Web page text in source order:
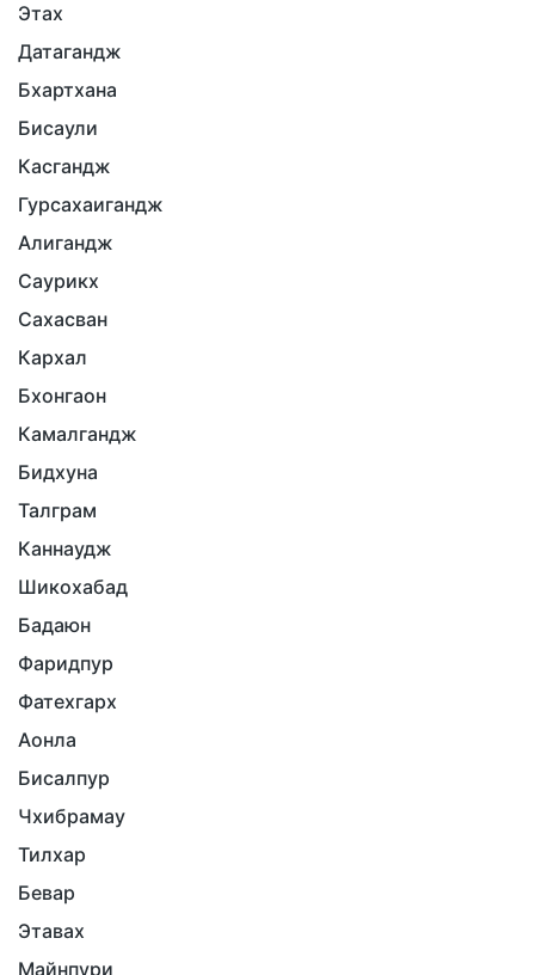
Этах
Датагандж
Бхартхана
Бисаули
Касгандж
Гурсахаигандж
Алигандж
Саурикх
Сахасван
Кархал
Бхонгаон
Камалгандж
Бидхуна
Талграм
Каннаудж
Шикохабад
Бадаюн
Фаридпур
Фатехгарх
Аонла
Бисалпур
Чхибрамау
Тилхар
Бевар
Этавах
Майнпури